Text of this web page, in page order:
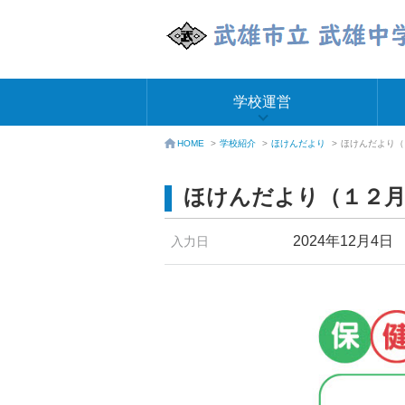
学校運営
HOME > 学校紹介 > ほけんだより > ほけんだより
ほけんだより（１２
入力日 2024年12月4日